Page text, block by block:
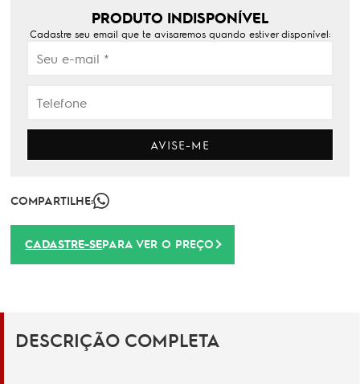
PRODUTO INDISPONÍVEL
Cadastre seu email que te avisaremos quando estiver disponível:
AVISE-ME
COMPARTILHE:
CADASTRE-SEPARA VER O PREÇO
DESCRIÇÃO COMPLETA